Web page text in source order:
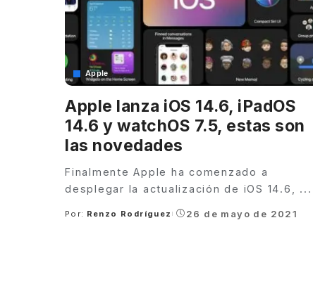
Apple
Apple lanza iOS 14.6, iPadOS
14.6 y watchOS 7.5, estas son
las novedades
Finalmente Apple ha comenzado a
desplegar la actualización de iOS 14.6, ...
Posted
Por: Renzo Rodríguez 26 de mayo de 2021